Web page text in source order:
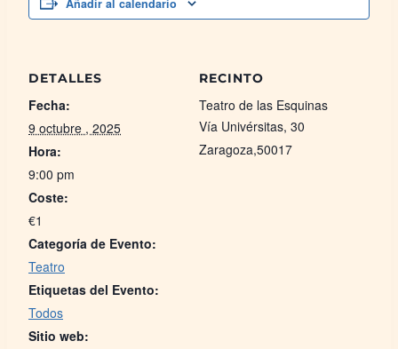
Añadir al calendario
DETALLES
Fecha:
9 octubre , 2025
Hora:
9:00 pm
Coste:
€1
Categoría de Evento:
Teatro
Etiquetas del Evento:
Todos
Sitio web:
RECINTO
Teatro de las Esquinas
Vía Univérsitas, 30
Zaragoza,50017